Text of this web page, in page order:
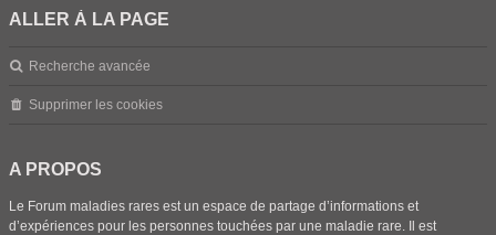
ALLER À LA PAGE
Recherche avancée
Supprimer les cookies
A PROPOS
Le Forum maladies rares est un espace de partage d’informations et
d’expériences pour les personnes touchées par une maladie rare. Il est